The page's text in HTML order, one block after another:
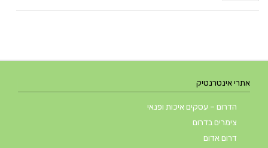
אתרי אינטרנטיק
הדרום – עסקים איכות ופנאי
צימרים בדרום
דרום אדום